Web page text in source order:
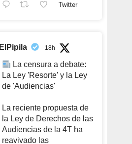
Twitter
ElPipila 18h
La censura a debate:
La Ley 'Resorte' y la Ley
de 'Audiencias'
La reciente propuesta de
la Ley de Derechos de las
Audiencias de la 4T ha
reavivado las